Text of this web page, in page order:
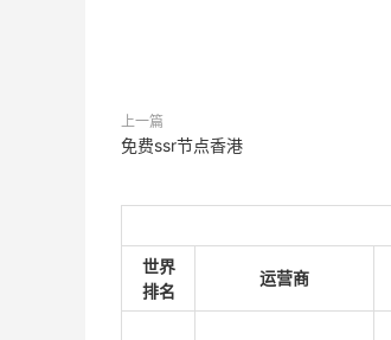
上一篇
免费ssr节点香港
世界
排名
运营商